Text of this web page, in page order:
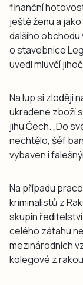
finanční
ještě ženu a
dalšího obchodu
o stavebnice
uvedl mluvčí
Na lup si zloději
ukradené zboží
jihu Čech. „Do
nechtělo, šéf
vybaven i
Na případu
kriminalistů z
skupin
celého zátahu
mezinárodních
kolegové z